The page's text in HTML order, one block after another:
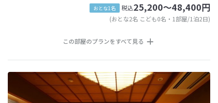
おとな1名 税込25,200～48,400円
(おとな2名 こども0名・1部屋/1泊2日)
この部屋のプランをすべて見る